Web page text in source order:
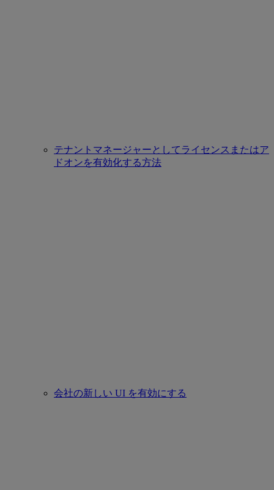
テナントマネージャーとしてライセンスまたはア
ドオンを有効化する方法
会社の新しい UI を有効にする